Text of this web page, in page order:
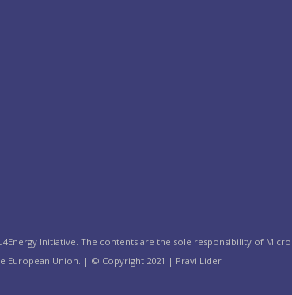
Initiative. The contents are the sole responsibility of
European Union. | © Copyright 2021 | Pravi Lider